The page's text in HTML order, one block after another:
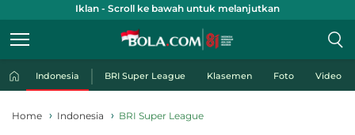
Iklan - Scroll ke bawah untuk melanjutkan
Indonesia BRI Super League Klasemen Foto Video
Home Indonesia BRI Super League